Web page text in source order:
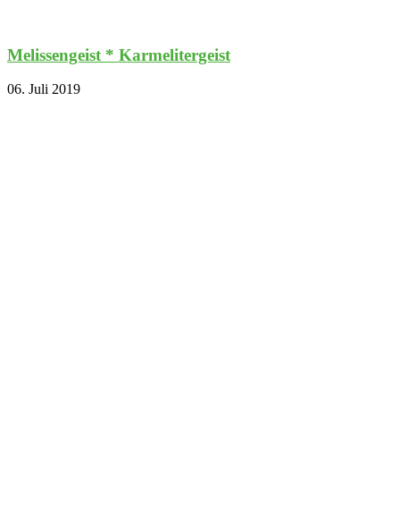
Melissengeist * Karmelitergeist
06. Juli 2019